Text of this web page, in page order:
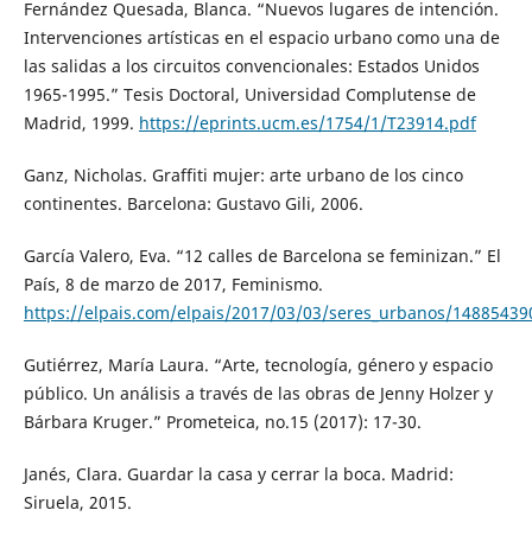
Fernández Quesada, Blanca. “Nuevos lugares de intención.
Intervenciones artísticas en el espacio urbano como una de
las salidas a los circuitos convencionales: Estados Unidos
1965-1995.” Tesis Doctoral, Universidad Complutense de
Madrid, 1999. https://eprints.ucm.es/1754/1/T23914.pdf
Ganz, Nicholas. Graffiti mujer: arte urbano de los cinco
continentes. Barcelona: Gustavo Gili, 2006.
García Valero, Eva. “12 calles de Barcelona se feminizan.” El
País, 8 de marzo de 2017, Feminismo.
https://elpais.com/elpais/2017/03/03/seres_urbanos/
Gutiérrez, María Laura. “Arte, tecnología, género y espacio
público. Un análisis a través de las obras de Jenny Holzer y
Bárbara Kruger.” Prometeica, no.15 (2017): 17-30.
Janés, Clara. Guardar la casa y cerrar la boca. Madrid:
Siruela, 2015.